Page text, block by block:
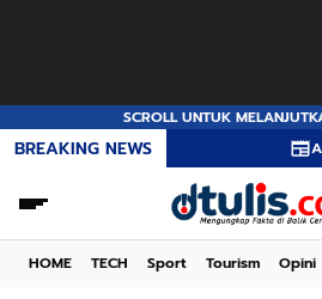
SCROLL UNTUK
BREAKING NEWS Antisipasi
HOME TECH Sport Tourism Opini